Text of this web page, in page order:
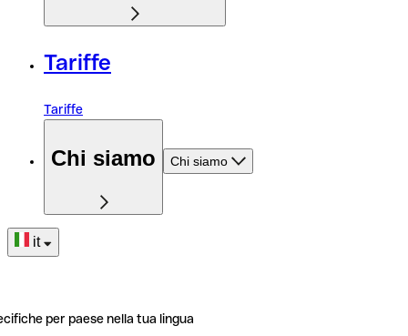
Tariffe
Tariffe
Chi siamo Chi siamo
it
per paese nella tua lingua